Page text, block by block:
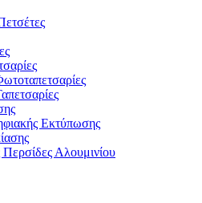
Εκτύπωσης
Περσίδες Αλουμινίου